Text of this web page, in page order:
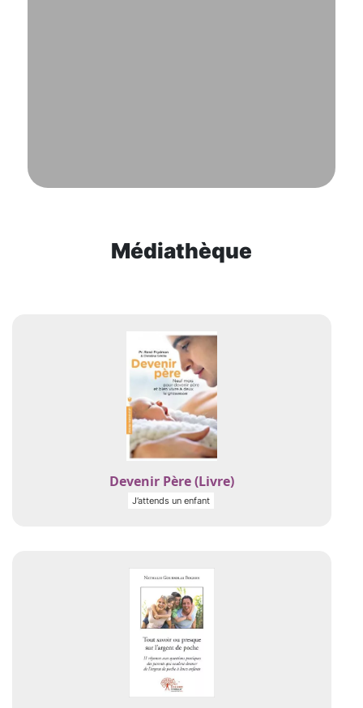
Médiathèque
Devenir Père (Livre)
J’attends un enfant